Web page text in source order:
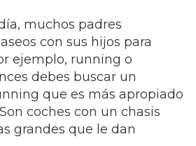
muchos padres
con sus hijos para
ejemplo, running o
debes buscar un
que es más apropiado
coches con un chasis
grandes que le dan